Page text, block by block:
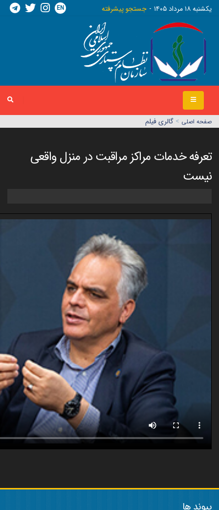
يکشنبه ١٨ مرداد ١٤٠٥ جستجو پیشرفته EN
صفحه اصلي > گالری فیلم
تعرفه خدمات مراکز مراقبت در منزل واقعی
نیست
پیوند ها